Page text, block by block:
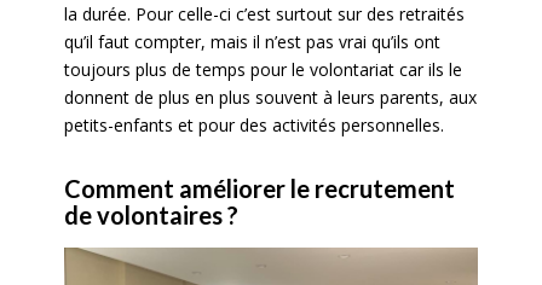
la durée. Pour celle-ci c’est surtout sur des retraités
qu’il faut compter, mais il n’est pas vrai qu’ils ont
toujours plus de temps pour le volontariat car ils le
donnent de plus en plus souvent à leurs parents, aux
petits-enfants et pour des activités personnelles.
Comment améliorer le recrutement
de volontaires ?